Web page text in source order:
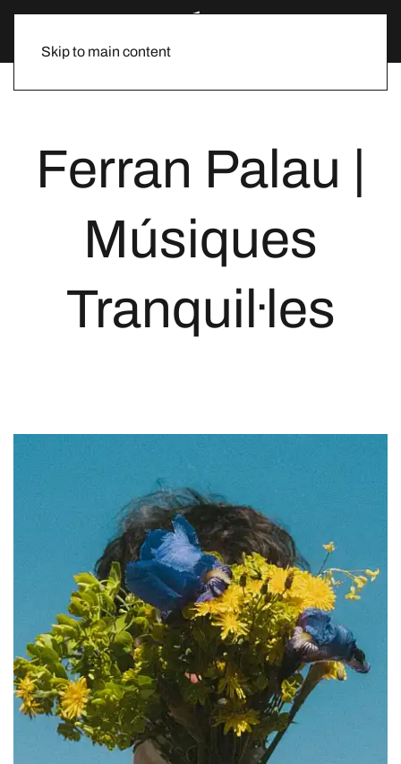
Skip to main content
Ferran Palau |
Músiques
Tranquil·les